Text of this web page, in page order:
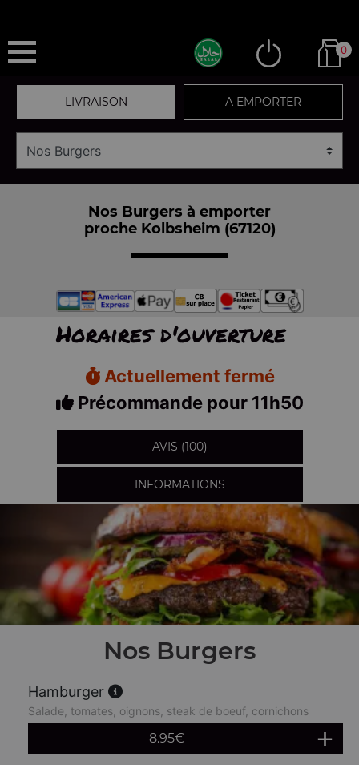
0
LIVRAISON A EMPORTER
Nos Burgers à emporter
proche Kolbsheim (67120)
Horaires d'ouverture
Actuellement fermé
Précommande pour 11h50
AVIS (100)
INFORMATIONS
Nos Burgers
Hamburger
Salade, tomates, oignons, steak de boeuf, cornichons
8.95€